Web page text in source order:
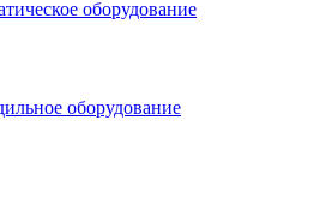
оборудование
оборудование